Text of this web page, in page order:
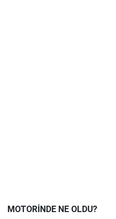
MOTORİNDE NE OLDU?